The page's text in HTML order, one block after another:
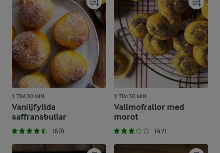
1 TIM 30 MIN
Vaniljfyllda
saffransbullar
(60)
1 TIM 30 MIN
Vallmofrallor med
morot
(47)